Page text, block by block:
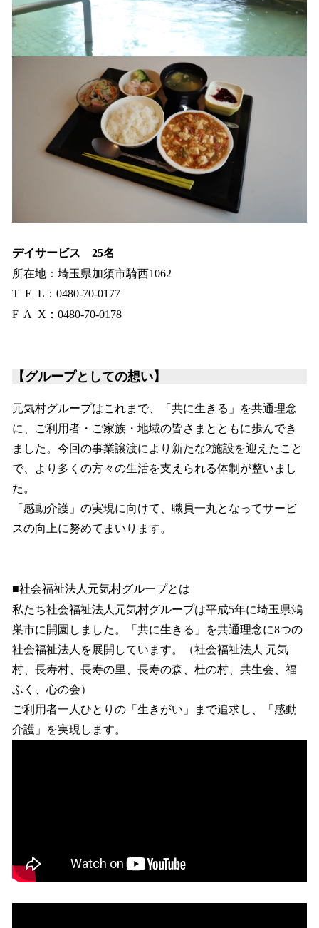
デイサービス 25名
所在地：埼玉県加須市騎西1062
T E L：0480-70-0177
F A X：0480-70-0178
【グループとしての想い】
元気村グループはこれまで、「共に生きる」を共通理念
に、ご利用者・ご家族・地域の皆さまとともに歩んでき
ました。今回の事業譲渡により新たな2施設を迎えたこと
で、より多くの方々の生活を支えられる体制が整いまし
た。
「感動介護」の実現に向けて、職員一丸となってサービ
スの向上に努めてまいります。
■社会福祉法人元気村グループとは
私たち社会福祉法人元気村グループは平成5年に埼玉県鴻
巣市に開園しました。「共に生きる」を共通理念に8つの
社会福祉法人を展開しています。（社会福祉法人 元気
村、長寿村、長寿の里、長寿の森、杜の村、共生会、福
ふく、心の会）
ご利用者一人ひとりの「生きがい」まで追求し、「感動
介護」を実現します。